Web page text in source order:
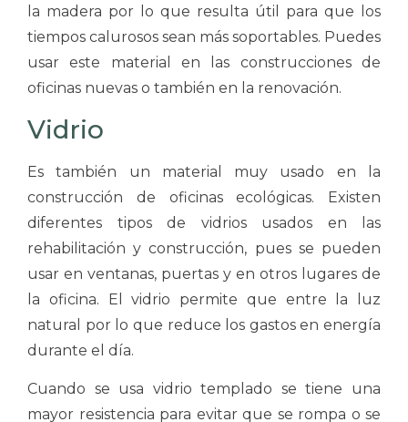
la madera por lo que resulta útil para que los
tiempos calurosos sean más soportables. Puedes
usar este material en las construcciones de
oficinas nuevas o también en la renovación.
Vidrio
Es también un material muy usado en la
construcción de oficinas ecológicas. Existen
diferentes tipos de vidrios usados en las
rehabilitación y construcción, pues se pueden
usar en ventanas, puertas y en otros lugares de
la oficina. El vidrio permite que entre la luz
natural por lo que reduce los gastos en energía
durante el día.
Cuando se usa vidrio templado se tiene una
mayor resistencia para evitar que se rompa o se